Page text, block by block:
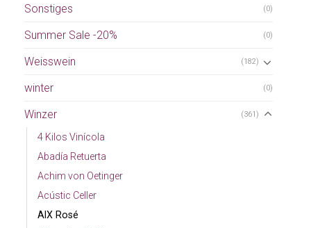
Sonstiges (0)
Summer Sale -20% (0)
Weisswein (182)
winter (0)
Winzer (361)
4 Kilos Vinícola
Abadía Retuerta
Achim von Oetinger
Acústic Celler
AIX Rosé